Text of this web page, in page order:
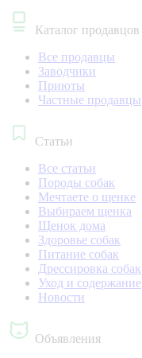
Каталог продавцов
Все продавцы
Заводчики
Приюты
Частные продавцы
Статьи
Все статьи
Породы собак
Мечтаете о щенке
Выбираем щенка
Щенок дома
Здоровье собак
Питание собак
Дрессировка собак
Уход и содержание
Новости
Объявления